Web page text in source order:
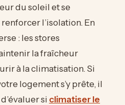
du soleil et se
l’isolation. En
: les stores
la fraîcheur
à la climatisation. Si
logement s’y prête, il
si climatiser le